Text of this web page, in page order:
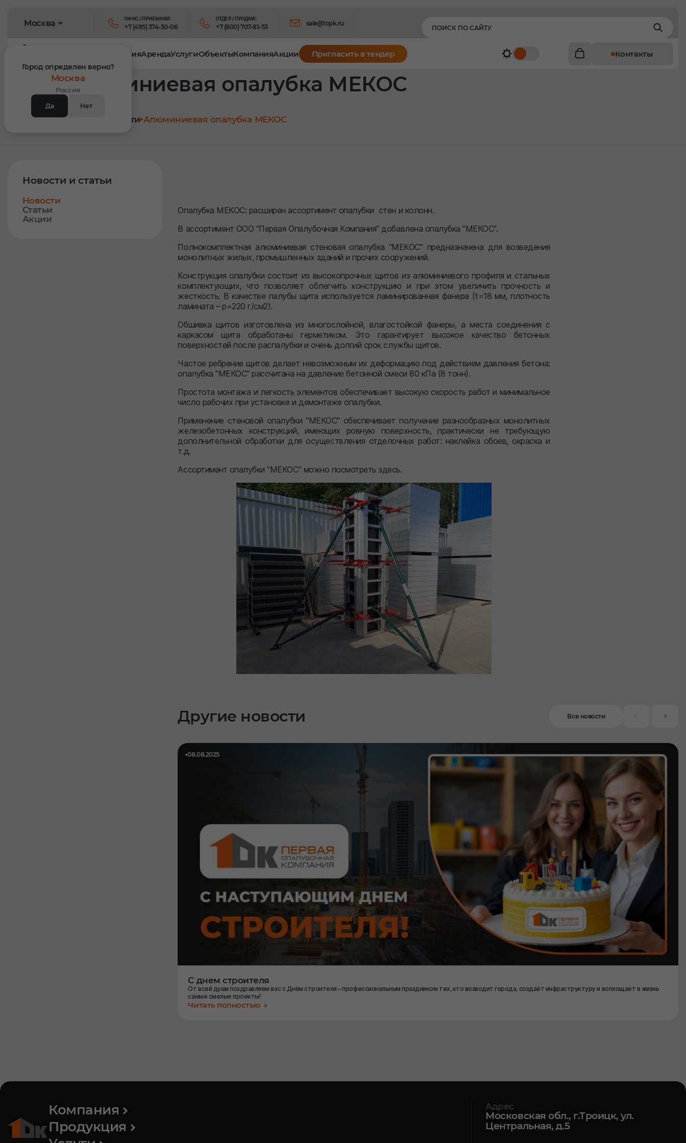
ОФИС / ПРИЕМНАЯ:
+7 (495) 374-50-06
ОТДЕЛ / ПРОДАЖ:
+7 (800) 707-81-53 sale@1opk.ru
Москва
Город определен верно?
Москва
Россия
Да Нет
ПродукцияАрендаУслугиОбъектыКомпанияАкции Пригласить в тендер Контакты
Алюминиевая опалубка МЕКОС
Главная Новости Алюминиевая опалубка МЕКОС
Новости и статьи
Новости
Статьи
Акции
Опалубка МЕКОС: расширен ассортимент опалубки стен и колонн.
В ассортимент ООО "Первая Опалубочная Компания" добавлена опалубка "МЕКОС".
Полнокомплектная алюминиевая стеновая опалубка "МЕКОС" предназначена для возведения
монолитных жилых, промышленных зданий и прочих сооружений.
Конструкция опалубки состоит из высокопрочных щитов из алюминиевого профиля и стальных
комплектующих, что позволяет облегчить конструкцию и при этом увеличить прочность и
жесткость. В качестве палубы щита используется ламинированная фанера (t=18 мм, плотность
ламината – р=220 г/см2).
Обшивка щитов изготовлена из многослойной, влагостойкой фанеры, а места соединения с
каркасом щита обработаны герметиком. Это гарантирует высокое качество бетонных
поверхностей после распалубки и очень долгий срок службы щитов.
Частое ребрение щитов делает невозможным их деформацию под действием давления бетона:
опалубка "МЕКОС" рассчитана на давление бетонной смеси 80 кПа (8 тонн).
Простота монтажа и легкость элементов обеспечивает высокую скорость работ и минимальное
число рабочих при установке и демонтаже опалубки.
Применение стеновой опалубки "МЕКОС" обеспечивает получение разнообразных монолитных
железобетонных конструкций, имеющих ровную поверхность, практически не требующую
дополнительной обработки для осуществления отделочных работ: наклейка обоев, окраска и
т.д.
Ассортимент опалубки "МЕКОС" можно посмотреть здесь.
Другие новости Все новости
С днем строителя
От всей души поздравляем вас с Днём строителя – профессиональным праздником тех, кто возводит города, создаёт инфраструктуру и воплощает в жизнь
самые смелые проекты!
Читать полностью
08.08.2025
Компания
Продукция
Адрес
Московская обл., г.Троицк, ул.
Центральная, д.5